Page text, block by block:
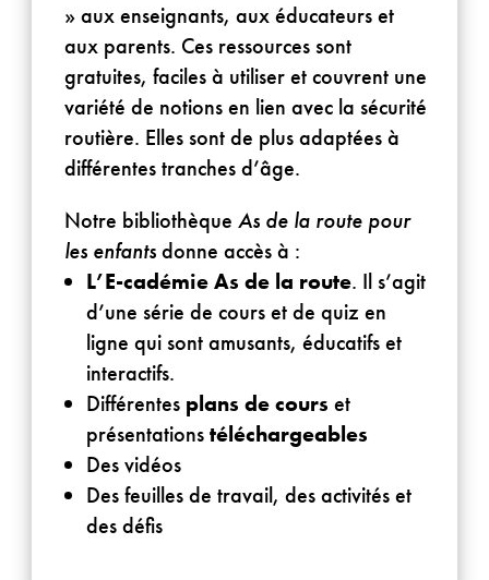
» aux enseignants, aux éducateurs et
aux parents. Ces ressources sont
gratuites, faciles à utiliser et couvrent une
variété de notions en lien avec la sécurité
routière. Elles sont de plus adaptées à
différentes tranches d’âge.
Notre bibliothèque As de la route pour
les enfantsdonne accès à :
L’E-cadémie As de la route. Il s’agit
d’une série de cours et de quiz en
ligne qui sont amusants, éducatifs et
interactifs.
Différentes plans de cours et
présentationstéléchargeables
Des vidéos
Des feuilles de travail, des activités et
des défis